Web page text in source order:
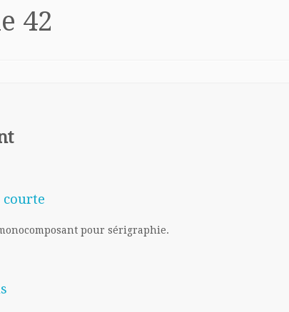
42
courte
pour sérigraphie.